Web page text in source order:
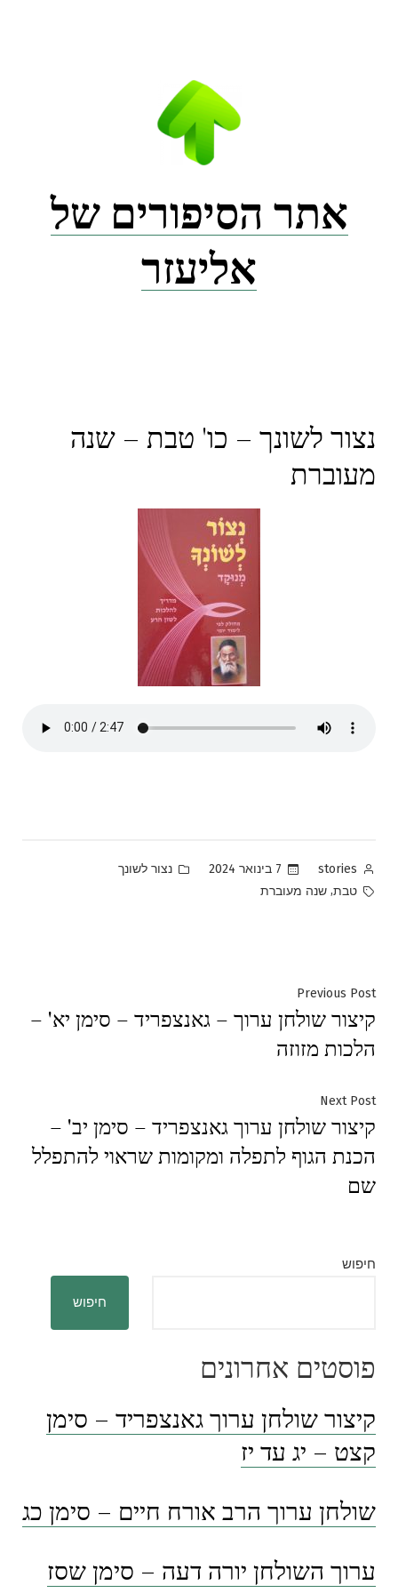
אתר הסיפורים של
אליעזר
נצור לשונך – כו' טבת – שנה
מעוברת
Posted
by
stories 7 בינואר 2024
Posted
נצור לשונך
Tags:
טבת, שנה מעוברת
ניווט
Previous Post
post:
קיצור שולחן ערוך – גאנצפריד – סימן יא' –
הלכות מזוזה
Next Post
post:
קיצור שולחן ערוך גאנצפריד – סימן יב' –
הכנת הגוף לתפלה ומקומות שראוי להתפלל
שם
חיפוש
חיפוש
פוסטים אחרונים
קיצור שולחן ערוך גאנצפריד – סימן
קצט – יג עד יז
שולחן ערוך הרב אורח חיים – סימן כג
ערוך השולחן יורה דעה – סימן שסז